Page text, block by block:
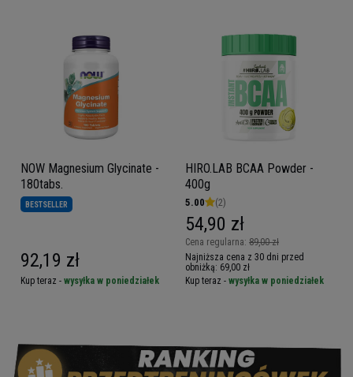
NOW Magnesium Glycinate -
180tabs.
BESTSELLER
92,19 zł
Kup teraz - wysyłka w poniedziałek
HIRO.LAB BCAA Powder -
400g
5.00 (2)
Cena regularna: 89,00 zł
54,90 zł
Najniższa cena z 30 dni przed
obniżką: 69,00 zł
Kup teraz - wysyłka w poniedziałek